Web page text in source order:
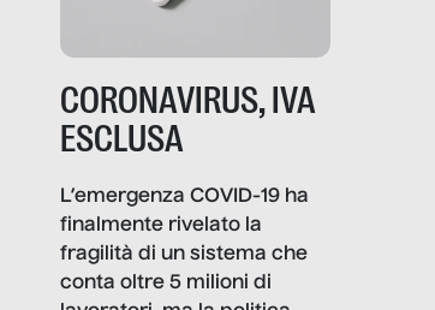
CORONAVIRUS, IVA
ESCLUSA
L’emergenza COVID-19 ha
finalmente rivelato la
fragilità di un sistema che
conta oltre 5 milioni di